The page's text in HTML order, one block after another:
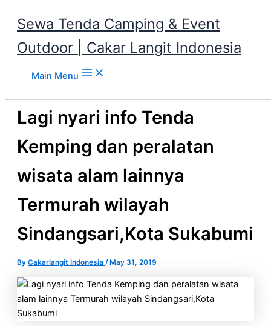
Sewa Tenda Camping & Event
Outdoor | Cakar Langit Indonesia
Main Menu
Lagi nyari info Tenda
Kemping dan peralatan
wisata alam lainnya
Termurah wilayah
Sindangsari,Kota Sukabumi
By Cakarlangit Indonesia / May 31, 2019